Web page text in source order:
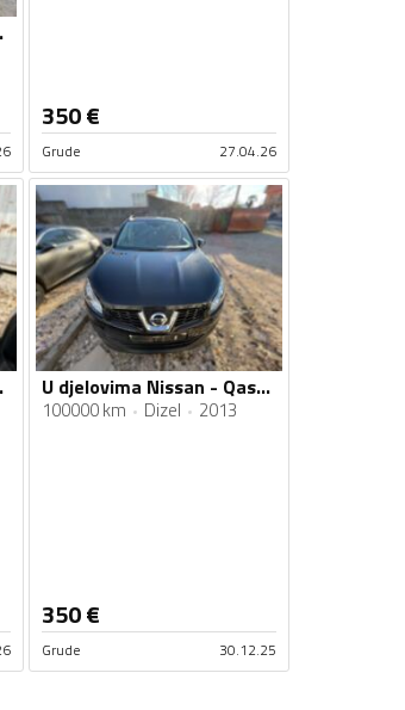
dci
350€
Grude 27.04.26
1.6D U djelovima Nissan - Qashqai J10 2013 1.6DCI 4WD
100000 km Dizel 2013
350€
Grude 30.12.25